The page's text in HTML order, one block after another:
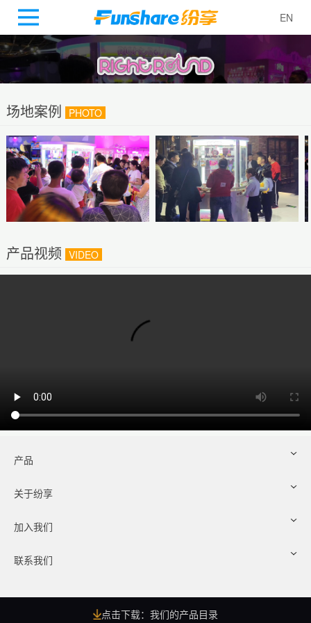
EN
场地案例 PHOTO
产品视频 VIDEO
产品
关于纷享
加入我们
联系我们
点击下载：我们的产品目录